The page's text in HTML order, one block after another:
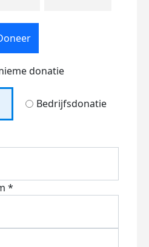
donatie
Bedrijfsdonatie
*